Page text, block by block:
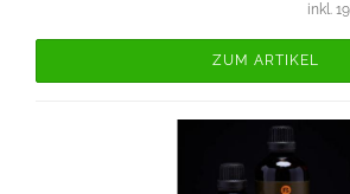
inkl.
ZUM ARTIKEL